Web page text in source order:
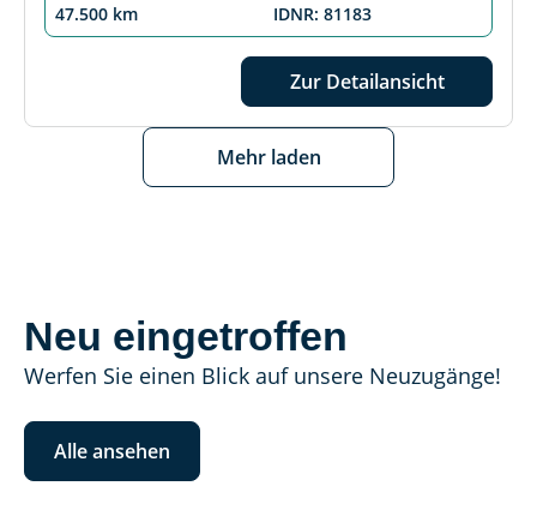
47.500 km
IDNR: 81183
Zur Detailansicht
Mehr laden
Neu eingetroffen
Werfen Sie einen Blick auf unsere Neuzugänge!
Alle ansehen